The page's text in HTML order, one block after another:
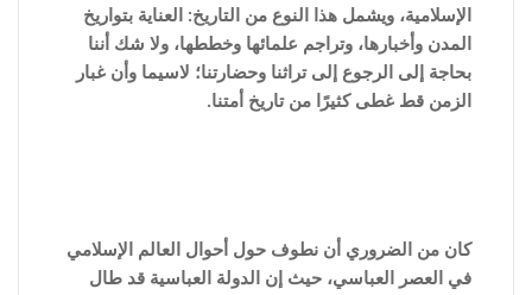
الإسلامية، ويشمل هذا النوع من التاريخ: العناية بتواريخ
المدن وأخبارها، وتراجم علمائها وخططها، ولا شك أننا
بحاجة إلى الرجوع إلى تراثنا وحضارتنا؛ لاسيما وأن غبار
الزمن قط غطى كثيرًا من تاريخ أمتنا.
كان من الضروري أن نطوف حول أحوال العالم الإسلامي
في العصر العباسي، حيث إن الدولة العباسية قد طال